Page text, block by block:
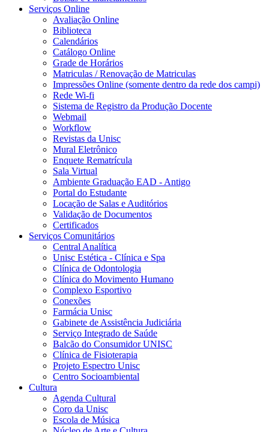
Serviços Online
Avaliação Online
Biblioteca
Calendários
Catálogo Online
Grade de Horários
Matriculas / Renovação de Matriculas
Impressões Online (somente dentro da rede dos campi)
Rede Wi-fi
Sistema de Registro da Produção Docente
Webmail
Workflow
Revistas da Unisc
Mural Eletrônico
Enquete Rematrícula
Sala Virtual
Ambiente Graduação EAD - Antigo
Portal do Estudante
Locação de Salas e Auditórios
Validação de Documentos
Certificados
Serviços Comunitários
Central Analítica
Unisc Estética - Clínica e Spa
Clínica de Odontologia
Clínica do Movimento Humano
Complexo Esportivo
Conexões
Farmácia Unisc
Gabinete de Assistência Judiciária
Serviço Integrado de Saúde
Balcão do Consumidor UNISC
Clínica de Fisioterapia
Projeto Espectro Unisc
Centro Socioambiental
Cultura
Agenda Cultural
Coro da Unisc
Escola de Música